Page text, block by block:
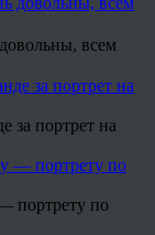
всем
за портрет на
портрету по